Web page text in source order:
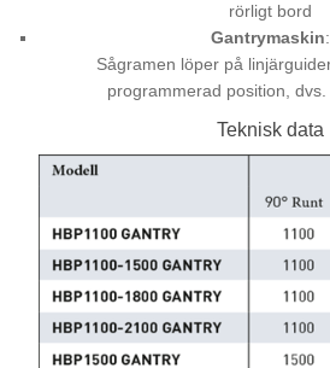
rörligt bord
Gantrymaskin:
Sågramen löper på
programmerad position,
Teknisk data